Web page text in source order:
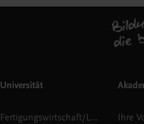
Universität
Fertigungswirtschaft/Logistik
Ihre